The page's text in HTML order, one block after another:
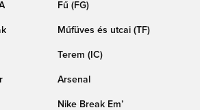
Fű (FG)
Műfüves és utcai (TF)
Terem (IC)
Arsenal
Nike Break Em’